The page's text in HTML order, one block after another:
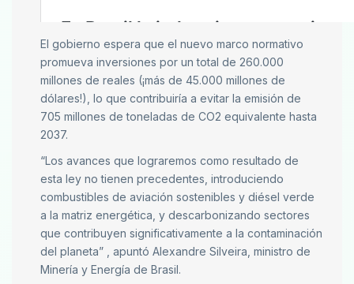
El gobierno espera que el nuevo marco normativo
promueva inversiones por un total de 260.000
millones de reales (¡más de 45.000 millones de
dólares!), lo que contribuiría a evitar la emisión de
705 millones de toneladas de CO2 equivalente hasta
2037.
“Los avances que lograremos como resultado de
esta ley no tienen precedentes, introduciendo
combustibles de aviación sostenibles y diésel verde
a la matriz energética, y descarbonizando sectores
que contribuyen significativamente a la contaminación
del planeta” , apuntó Alexandre Silveira, ministro de
Minería y Energía de Brasil.